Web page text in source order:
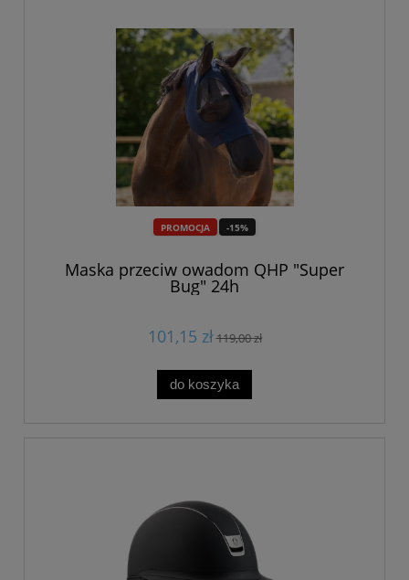
PROMOCJA -15%
Maska przeciw owadom QHP "Super
Bug" 24h
101,15 zł119,00 zł
do koszyka